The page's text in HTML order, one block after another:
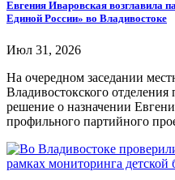
Евгения Иваровская возглавила
Единой России» во Владивостоке
Июл 31, 2026
На очередном заседании
Владивостокского
решение о назначении
профильного партийного